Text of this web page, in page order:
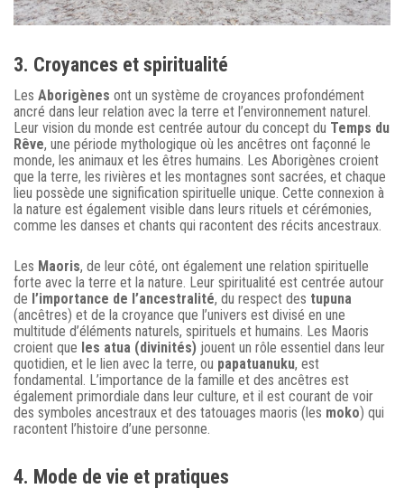
3. Croyances et spiritualité
Les Aborigènes ont un système de croyances profondément
ancré dans leur relation avec la terre et l’environnement naturel.
Leur vision du monde est centrée autour du concept du Temps du
Rêve, une période mythologique où les ancêtres ont façonné le
monde, les animaux et les êtres humains. Les Aborigènes croient
que la terre, les rivières et les montagnes sont sacrées, et chaque
lieu possède une signification spirituelle unique. Cette connexion à
la nature est également visible dans leurs rituels et cérémonies,
comme les danses et chants qui racontent des récits ancestraux.
Les Maoris, de leur côté, ont également une relation spirituelle
forte avec la terre et la nature. Leur spiritualité est centrée autour
de l’importance de l’ancestralité, du respect des tupuna
(ancêtres) et de la croyance que l’univers est divisé en une
multitude d’éléments naturels, spirituels et humains. Les Maoris
croient que les atua (divinités) jouent un rôle essentiel dans leur
quotidien, et le lien avec la terre, ou papatuanuku, est
fondamental. L’importance de la famille et des ancêtres est
également primordiale dans leur culture, et il est courant de voir
des symboles ancestraux et des tatouages maoris (les moko) qui
racontent l’histoire d’une personne.
4. Mode de vie et pratiques